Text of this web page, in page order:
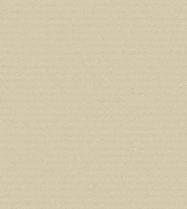
Deprecated:
/home/users/
Deprecated:
deprecated in /
line507